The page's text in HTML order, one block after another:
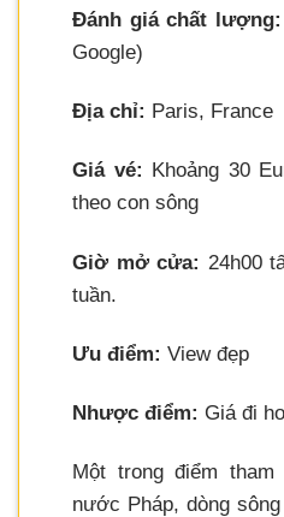
Đánh giá chất lượng:
Google)
Địa chỉ: Paris, France
Giá vé: Khoảng 30
theo con sông
Giờ mở cửa: 24h00
tuần.
Ưu điểm: View đẹp
Nhược điểm: Giá đi
Một trong điểm
nước Pháp, dòng